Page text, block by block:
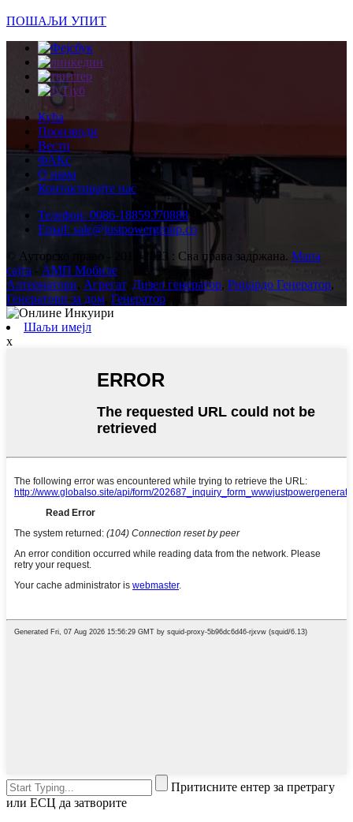
ПОШАЉИ УПИТ
Кућа
Производи
Вести
ФАКс
О нама
Контактирајте нас
Телефон: 0086-18859370888
Email: sale@justpowergroup.co
© Ауторско право - 2010-2023 : Сва права задржана. Мапа
сајта - АМП Мобиле
Алтернатори Агрегат, Дизел генератор, Рицардо Генератор,
Генератори за дом Генератор
Шаљи имејл
x
Притисните ентер за претрагу
или ЕСЦ да затворите